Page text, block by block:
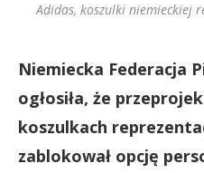
Adidas, koszulki niemieckiej
Niemiecka Federacja
ogłosiła, że
koszulkach
zablokował opcję